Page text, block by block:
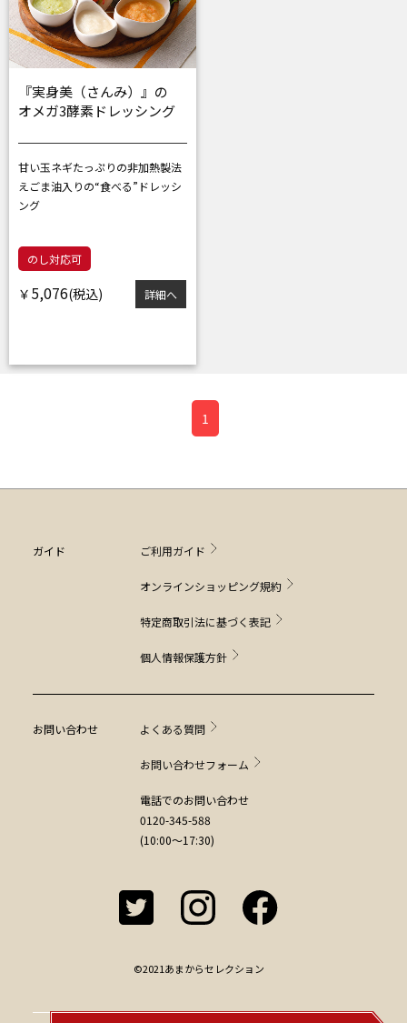
『実身美（さんみ）』の
オメガ3酵素ドレッシング
甘い玉ネギたっぷりの非加熱製法
えごま油入りの“食べる”ドレッシ
ング
のし対応可
￥ 5,076 詳細へ
1
ガイド ご利用ガイド
オンラインショッピング規約
特定商取引法に基づく表記
個人情報保護方針
お問い合わせ よくある質問
お問い合わせフォーム
電話でのお問い合わせ
0120-345-588
(10:00～17:30)
©2021あまからセレクション